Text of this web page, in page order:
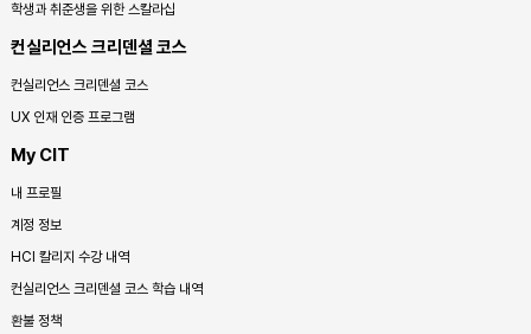
학생과 취준생을 위한 스칼라십
컨실리언스 크리덴셜 코스
컨실리언스 크리덴셜 코스
UX 인재 인증 프로그램
My CIT
내 프로필
계정 정보
HCI 칼리지 수강 내역
컨실리언스 크리덴셜 코스 학습 내역
환불 정책